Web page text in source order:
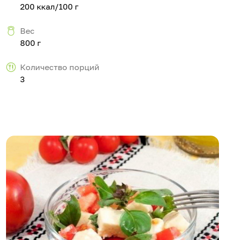
200 ккал/100 г
Вес
800 г
Количество порций
3